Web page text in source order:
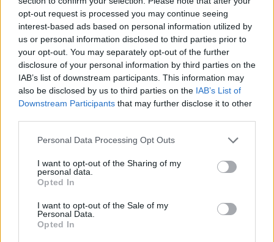
opt-out request is processed you may continue seeing
interest-based ads based on personal information utilized by
us or personal information disclosed to third parties prior to
your opt-out. You may separately opt-out of the further
disclosure of your personal information by third parties on the
IAB’s list of downstream participants. This information may
also be disclosed by us to third parties on the IAB’s List of
Downstream Participants that may further disclose it to other
Personal Data Processing Opt Outs
I want to opt-out of the Sharing of my
personal data.
Opted In
I want to opt-out of the Sale of my
Personal Data.
Opted In